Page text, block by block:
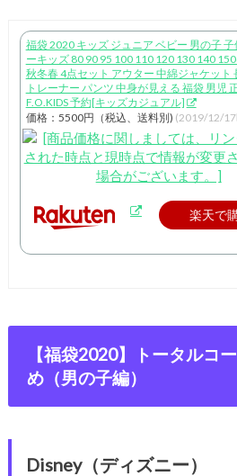
福袋 2020 キッズ ジュニア ベビー 男の子
ーキッズ 80 90 95 100 110 120 130 140
秋冬春 4点セット アウター 中綿ジャケット
トレーナー パンツ 中身が見える 福袋 男児
F.O.KIDS 予約[キッズカジュアル]
価格：5500円（税込、送料別) (2019/12/
楽天で
【福袋2020】トータルコ
め（男の子編）
Disney（ディズニー）